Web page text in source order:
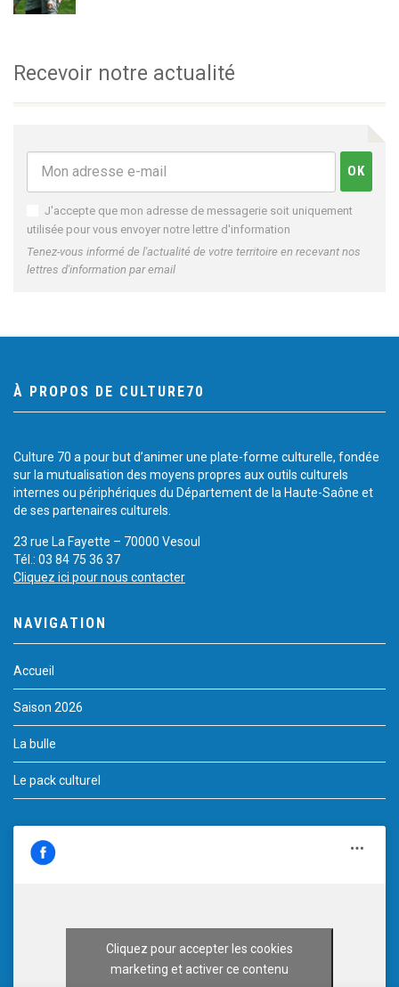
Recevoir notre actualité
J'accepte que mon adresse de messagerie soit uniquement
utilisée pour vous envoyer notre lettre d'information
Tenez-vous informé de l'actualité de votre territoire en recevant nos
lettres d'information par email
À PROPOS DE CULTURE70
Culture 70 a pour but d’animer une plate-forme culturelle, fondée
sur la mutualisation des moyens propres aux outils culturels
internes ou périphériques du Département de la Haute-Saône et
de ses partenaires culturels.
23 rue La Fayette – 70000 Vesoul
Tél.: 03 84 75 36 37
Cliquez ici pour nous contacter
NAVIGATION
Accueil
Saison 2026
La bulle
Le pack culturel
Cliquez pour accepter les cookies
marketing et activer ce contenu